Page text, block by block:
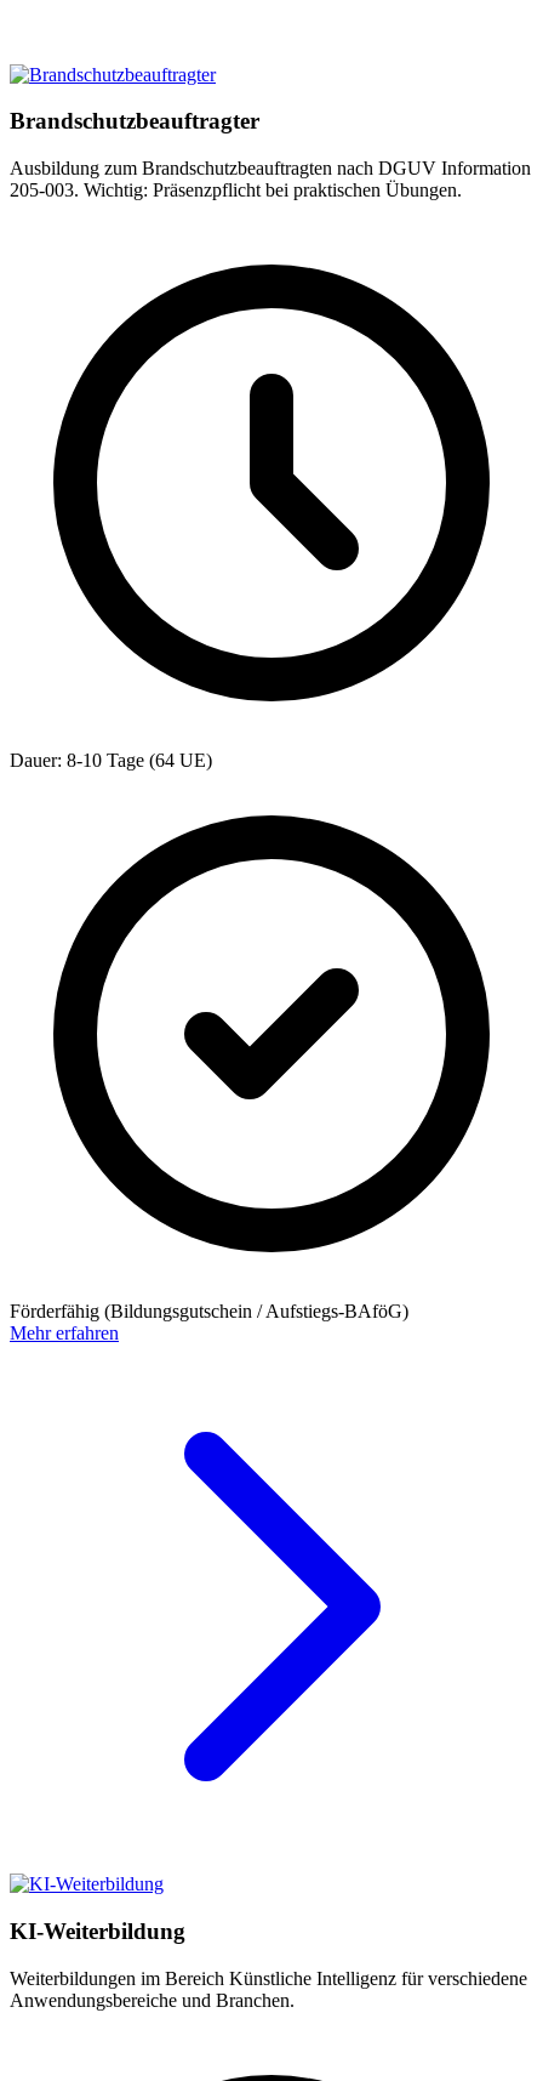
Brandschutzbeauftragter
Ausbildung zum Brandschutzbeauftragten nach DGUV Information
205-003. Wichtig: Präsenzpflicht bei praktischen Übungen.
Dauer: 8-10 Tage (64 UE)
Förderfähig (Bildungsgutschein / Aufstiegs-BAföG)
Mehr erfahren
KI-Weiterbildung
Weiterbildungen im Bereich Künstliche Intelligenz für verschiedene
Anwendungsbereiche und Branchen.